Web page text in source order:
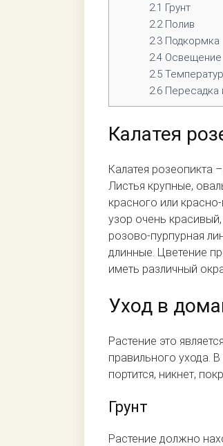
2.1 Грунт
2.2Полив
2.3Подкормка
2.4Освещение
2.5
2.6Пересадка
Калатея
Калатея розеопикта
Листья крупные,
красного или
узор очень
розово-пурпурная
длинные. Цветение
иметь различный
Уход в
Растение это
правильного ухода.
портится, никнет,
Грунт
Растение должно